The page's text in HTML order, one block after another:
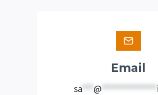
Email
sa***@**************